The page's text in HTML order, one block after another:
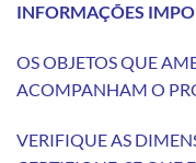
INFORMAÇÕES
OS OBJETOS QUE
ACOMPANHAM O
VERIFIQUE AS